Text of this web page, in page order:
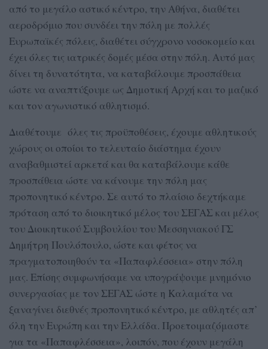
από το μεγάλο αστικό κέντρο, την Αθήνα, διαθέτει
αεροδρόμιο που συνδέει την πόλη με πολλές
Ευρωπαϊκές πόλεις, διαθέτει σύγχρονο νοσοκομείο και
έχει όλες τις ιατρικές δομές μέσα στην πόλη. Αυτό μας
δίνει τη δυνατότητα, να καταβάλουμε προσπάθεια
ώστε να αναπτύξουμε ως Δημοτική Αρχή και το μαζικό
και τον αγωνιστικό αθλητισμό.
Διαθέτουμε όλες τις προϋποθέσεις, έχουμε αθλητικούς
χώρους οι οποίοι το τελευταίο διάστημα έχουν
αναβαθμιστεί αρκετά και θα καταβάλουμε κάθε
προσπάθεια ώστε να κάνουμε την πόλη μας
προπονητικό κέντρο. Σε αυτό το πλαίσιο δεχτήκαμε
πρόταση από το διοικητικό μέλος του ΣΕΓΑΣ και μέλος
του Διοικητικού Συμβουλίου του Μεσσηνιακού ΓΣ
Δημήτρη Πουλόπουλο, ώστε και φέτος να
πραγματοποιηθούν τα «Παπαφλέσσεια» στην πόλη
μας. Επίσης συμφωνήσαμε να υπογράψουμε μνημόνιο
συνεργασίας με τον ΣΕΓΑΣ ώστε η Καλαμάτα να
ξαναγίνει διεθνές προπονητικό κέντρο, με αθλητές απ’
όλη την Ευρώπη και την Ελλάδα. Προετοιμαζόμαστε
για τα «Παπαφλέσσεια», λοιπόν, που έχουν μεγάλη